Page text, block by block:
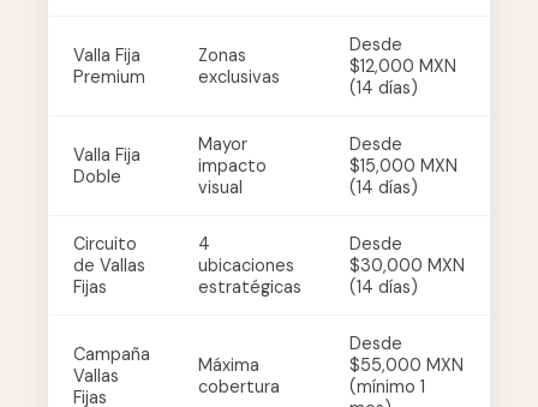
Valla Fija
Premium
Zonas
exclusivas
Desde
$12,000 MXN
(14 días)
Valla Fija
Doble
Mayor
impacto
visual
Desde
$15,000 MXN
(14 días)
Circuito
de Vallas
Fijas
4
ubicaciones
estratégicas
Desde
$30,000 MXN
(14 días)
Campaña
Vallas
Fijas
Máxima
cobertura
Desde
$55,000 MXN
(mínimo 1